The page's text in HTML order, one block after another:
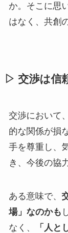
か。そこに思
はなく、共創
▷ 交渉は信
交渉において
的な関係が損
手を尊重し、
き、今後の協
ある意味で、
場」なのかも
なく、
「人と